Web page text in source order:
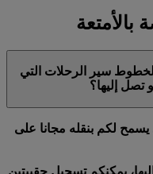
بالأمتعة
لخطوط سير الرحلات التي
تصل إليها؟
يسمح لكم بنقله مجانا على
يمكنكم تسجيل حقيبتين